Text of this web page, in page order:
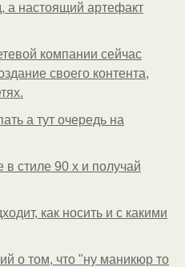
а настоящий артефакт
компании сейчас
своего контента,
а тут очередь на
стиле 90 х и получай
как носить и с какими
о том, что "ну маникюр то